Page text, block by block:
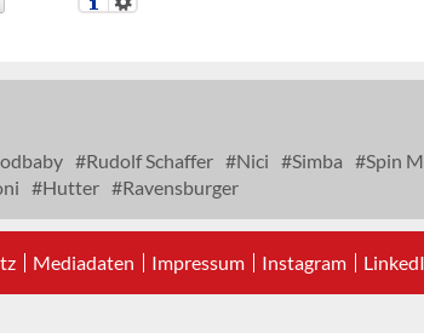
Rudolf Schaffer Nici Simba
Spin
Hutter Ravensburger
Mediadaten Impressum Instagram